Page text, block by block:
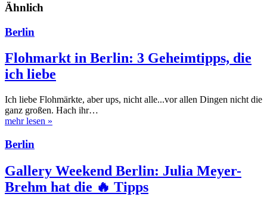
Ähnlich
Berlin
Flohmarkt in Berlin: 3 Geheimtipps, die
ich liebe
Ich liebe Flohmärkte, aber ups, nicht alle...vor allen Dingen nicht die
ganz großen. Hach ihr…
mehr lesen »
Berlin
Gallery Weekend Berlin: Julia Meyer-
Brehm hat die 🔥 Tipps